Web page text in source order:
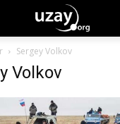
Sergey Volkov
Volkov